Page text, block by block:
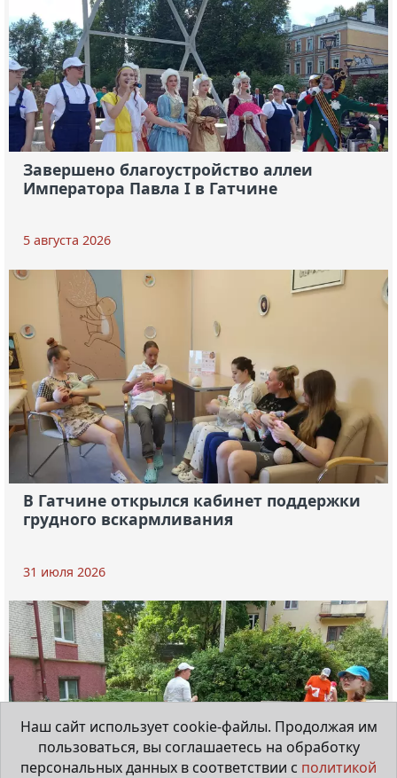
Завершено благоустройство аллеи
Императора Павла I в Гатчине
5 августа 2026
В Гатчине открылся кабинет поддержки
грудного вскармливания
31 июля 2026
Наш сайт использует cookie-файлы. Продолжая им
пользоваться, вы соглашаетесь на обработку
персональных данных в соответствии с политикой